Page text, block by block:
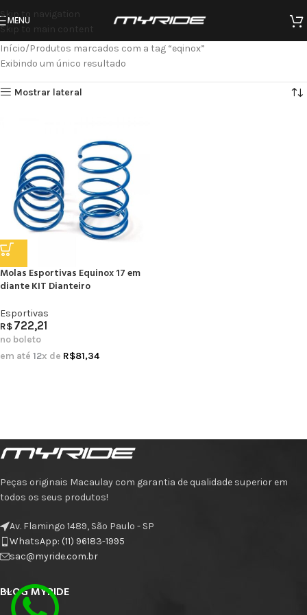
Skip to navigation
Skip to main content
MENU
Início Produtos marcados com a tag “eqinox”
Exibindo um único resultado
Mostrar lateral
Molas Esportivas Equinox 17 em
diante KIT Dianteiro
Esportivas
R$722,21
no boleto
em até 12x de R$81,34
Peças originais Macaulay com garantia de qualidade superior em
todos os seus produtos!
Av. Flamingo 1489, São Paulo - SP
WhatsApp: (11) 96183-1995
sac@myride.com.br
BLOG MYRIDE